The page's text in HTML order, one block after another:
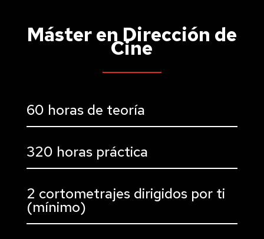
Máster en Dirección de
Cine
60 horas de teoría
320 horas práctica
2 cortometrajes dirigidos por ti
(mínimo)